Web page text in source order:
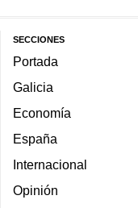
SECCIONES
Portada
Galicia
Economía
España
Internacional
Opinión